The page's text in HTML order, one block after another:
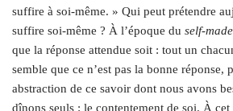
suffire à soi-même. » Qui peut prétendre
suffire soi-même ? À l’époque du self-
que la réponse attendue soit : tout un
semble que ce n’est pas la bonne réponse,
abstraction de ce savoir dont nous avons
dînons seuls : le contentement de soi. À